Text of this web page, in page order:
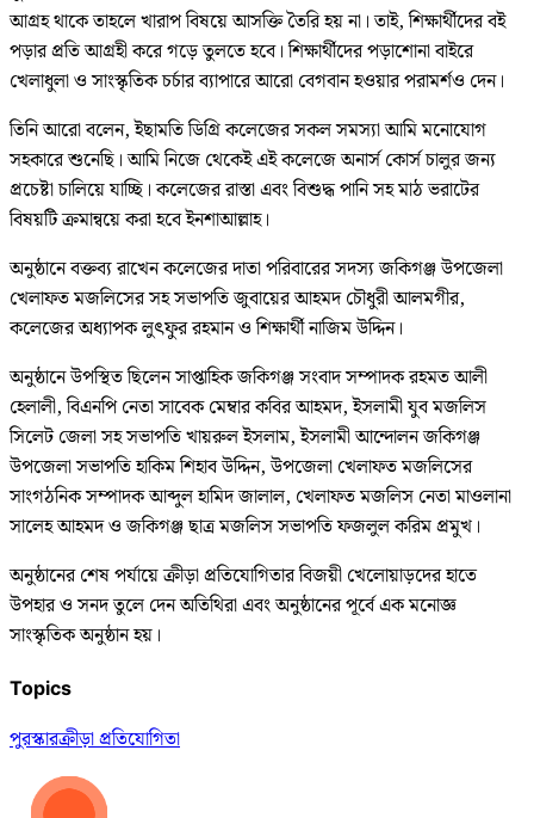
আগ্রহ থাকে তাহলে খারাপ বিষয়ে আসক্তি তৈরি হয় না। তাই, শিক্ষার্থীদের বই
পড়ার প্রতি আগ্রহী করে গড়ে তুলতে হবে। শিক্ষার্থীদের পড়াশোনা বাইরে
খেলাধুলা ও সাংস্কৃতিক চর্চার ব্যাপারে আরো বেগবান হওয়ার পরামর্শও দেন।
তিনি আরো বলেন, ইছামতি ডিগ্রি কলেজের সকল সমস্যা আমি মনোযোগ
সহকারে শুনেছি। আমি নিজে থেকেই এই কলেজে অনার্স কোর্স চালুর জন্য
প্রচেষ্টা চালিয়ে যাচ্ছি। কলেজের রাস্তা এবং বিশুদ্ধ পানি সহ মাঠ ভরাটের
বিষয়টি ক্রমান্বয়ে করা হবে ইনশাআল্লাহ।
অনুষ্ঠানে বক্তব্য রাখেন কলেজের দাতা পরিবারের সদস্য জকিগঞ্জ উপজেলা
খেলাফত মজলিসের সহ সভাপতি জুবায়ের আহমদ চৌধুরী আলমগীর,
কলেজের অধ্যাপক লুৎফুর রহমান ও শিক্ষার্থী নাজিম উদ্দিন।
অনুষ্ঠানে উপস্থিত ছিলেন সাপ্তাহিক জকিগঞ্জ সংবাদ সম্পাদক রহমত আলী
হেলালী, বিএনপি নেতা সাবেক মেম্বার কবির আহমদ, ইসলামী যুব মজলিস
সিলেট জেলা সহ সভাপতি খায়রুল ইসলাম, ইসলামী আন্দোলন জকিগঞ্জ
উপজেলা সভাপতি হাকিম শিহাব উদ্দিন, উপজেলা খেলাফত মজলিসের
সাংগঠনিক সম্পাদক আব্দুল হামিদ জালাল, খেলাফত মজলিস নেতা মাওলানা
সালেহ আহমদ ও জকিগঞ্জ ছাত্র মজলিস সভাপতি ফজলুল করিম প্রমুখ।
অনুষ্ঠানের শেষ পর্যায়ে ক্রীড়া প্রতিযোগিতার বিজয়ী খেলোয়াড়দের হাতে
উপহার ও সনদ তুলে দেন অতিথিরা এবং অনুষ্ঠানের পূর্বে এক মনোজ্ঞ
সাংস্কৃতিক অনুষ্ঠান হয়।
Topics
পুরস্কারক্রীড়া প্রতিযোগিতা